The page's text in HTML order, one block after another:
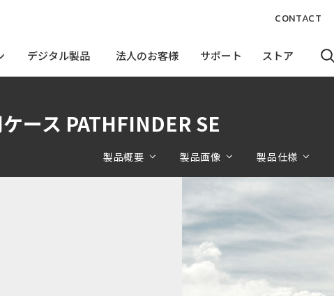
デジタル製品
デジタル製品 法人のお客様
法人のお客様 サポート
サポート ストア
ストア
CONTACT
ース PATHFINDER SE
製品概要 製品画像 製品仕様